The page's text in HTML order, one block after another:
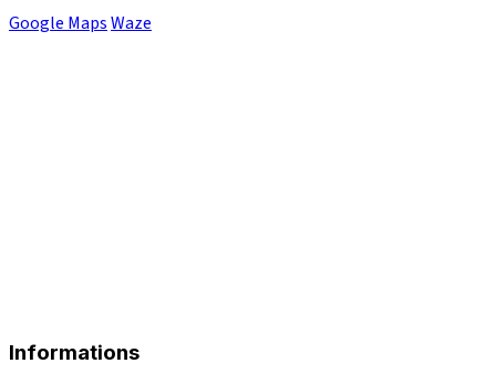
Google MapsWaze
Informations